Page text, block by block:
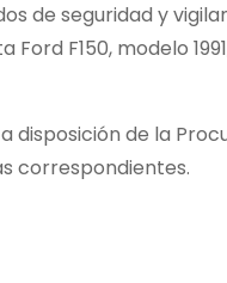
de seguridad y
F150, modelo
disposición de la
correspondientes.